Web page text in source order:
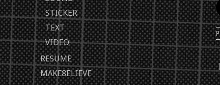
STICKER
TEXT
VIDEO
RESUME
MAKE8ELIEVE